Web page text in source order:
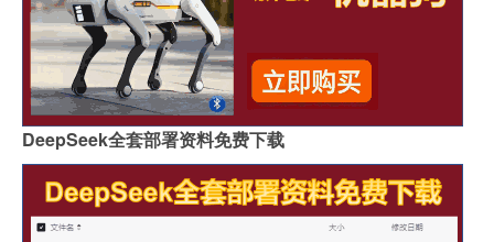
DeepSeek全套部署资料免费下载